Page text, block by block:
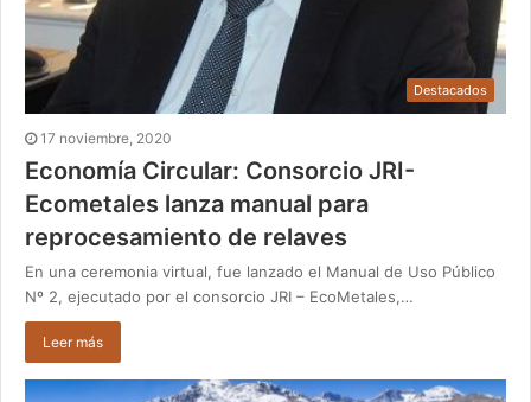
Destacados
17 noviembre, 2020
Economía Circular: Consorcio JRI-
Ecometales lanza manual para
reprocesamiento de relaves
En una ceremonia virtual, fue lanzado el Manual de Uso Público
Nº 2, ejecutado por el consorcio JRI – EcoMetales,…
Leer más